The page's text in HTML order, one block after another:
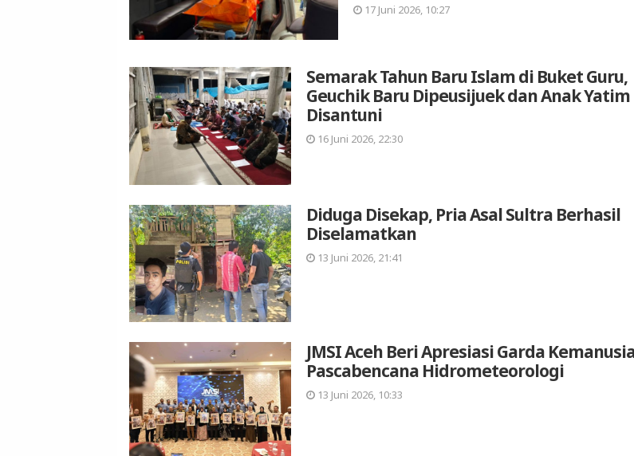
17 Juni 2026, 10:27
Semarak Tahun Baru Islam di Buket Guru,
Geuchik Baru Dipeusijuek dan Anak Yatim
Disantuni
16 Juni 2026, 22:30
Diduga Disekap, Pria Asal Sultra Berhasil
Diselamatkan
13 Juni 2026, 21:41
JMSI Aceh Beri Apresiasi Garda
Pascabencana Hidrometeorologi
13 Juni 2026, 10:33